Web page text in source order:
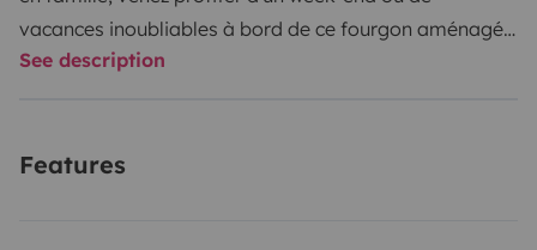
vacances inoubliables à bord de ce fourgon aménagé
de 2022.Conçu pour la famille, son lit transversal et lit
cabine permettra le couchage d'une 5ème personne.
See description
Features